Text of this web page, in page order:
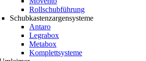
Rollschubführung
Schubkastenzargensysteme
Antaro
Legrabox
Metabox
Komplettsysteme